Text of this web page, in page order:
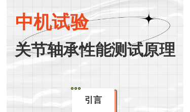
中机试验
关节轴承性能测试原理
引言